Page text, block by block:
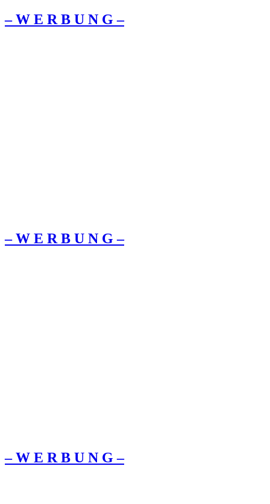
– W Ε R Β U Ν G –
– W Ε R Β U Ν G –
– W Ε R Β U Ν G –